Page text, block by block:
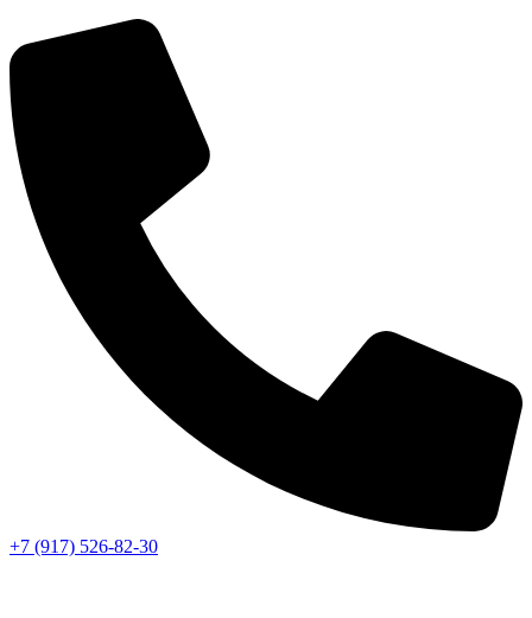
+7 (917) 526-82-30